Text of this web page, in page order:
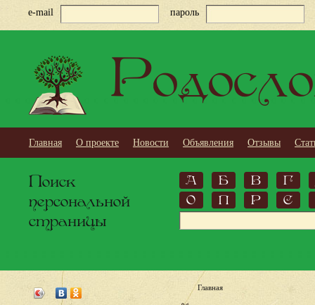
e-mail пароль
Главная О проекте Новости Объявления Отзывы
Поиск
персональной
страницы
А Б В
Г
О
П Р С
Главная